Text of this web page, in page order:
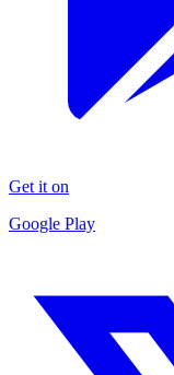
Get it on
Google Play